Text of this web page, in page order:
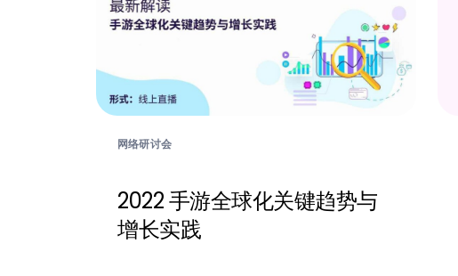
网络研讨会
2022 手游全球化关键趋势与
增长实践